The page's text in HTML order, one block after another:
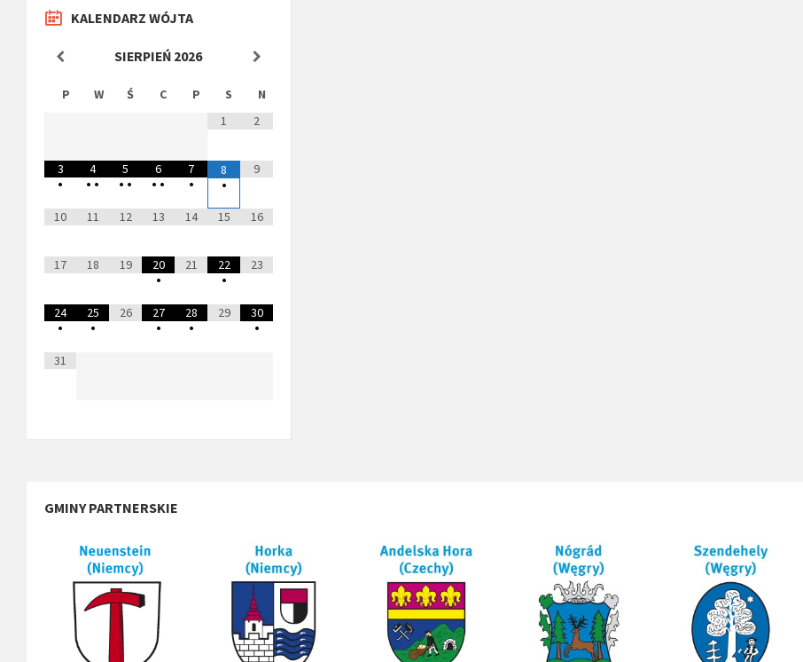
KALENDARZ WÓJTA
SIERPIEŃ 2026
P W Ś C P S
N
1
2
3
•
4
• •
5
• •
6
• •
7
•
8
•
9
10 11 12 13 14 15 16
17 18 19
20
•
21
22
•
23
24
•
25
•
26
27
•
28
•
29
30
•
31
GMINY PARTNERSKIE